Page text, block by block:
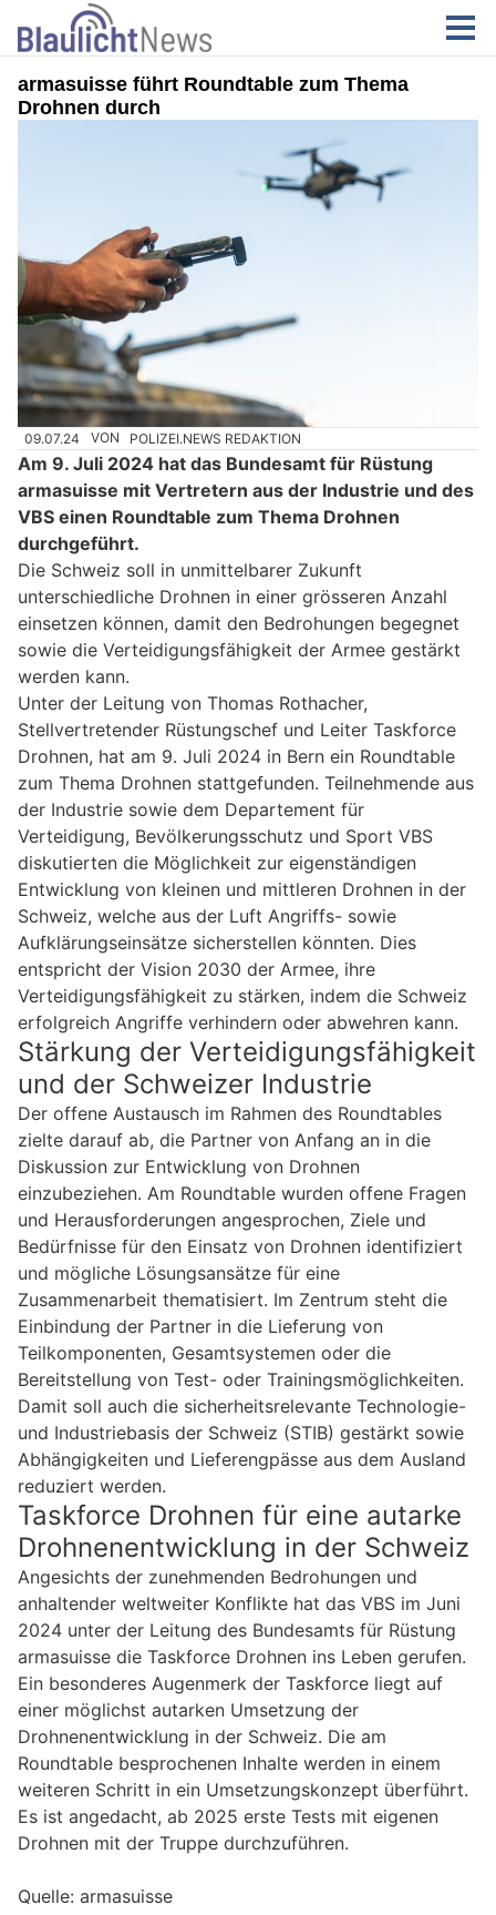
armasuisse führt Roundtable zum Thema
Drohnen durch
09.07.24 VON POLIZEI.NEWS REDAKTION
Am 9. Juli 2024 hat das Bundesamt für Rüstung
armasuisse mit Vertretern aus der Industrie und des
VBS einen Roundtable zum Thema Drohnen
durchgeführt.
Die Schweiz soll in unmittelbarer Zukunft
unterschiedliche Drohnen in einer grösseren Anzahl
einsetzen können, damit den Bedrohungen begegnet
sowie die Verteidigungsfähigkeit der Armee gestärkt
werden kann.
Unter der Leitung von Thomas Rothacher,
Stellvertretender Rüstungschef und Leiter Taskforce
Drohnen, hat am 9. Juli 2024 in Bern ein Roundtable
zum Thema Drohnen stattgefunden. Teilnehmende aus
der Industrie sowie dem Departement für
Verteidigung, Bevölkerungsschutz und Sport VBS
diskutierten die Möglichkeit zur eigenständigen
Entwicklung von kleinen und mittleren Drohnen in der
Schweiz, welche aus der Luft Angriffs- sowie
Aufklärungseinsätze sicherstellen könnten. Dies
entspricht der Vision 2030 der Armee, ihre
Verteidigungsfähigkeit zu stärken, indem die Schweiz
erfolgreich Angriffe verhindern oder abwehren kann.
Stärkung der Verteidigungsfähigkeit
und der Schweizer Industrie
Der offene Austausch im Rahmen des Roundtables
zielte darauf ab, die Partner von Anfang an in die
Diskussion zur Entwicklung von Drohnen
einzubeziehen. Am Roundtable wurden offene Fragen
und Herausforderungen angesprochen, Ziele und
Bedürfnisse für den Einsatz von Drohnen identifiziert
und mögliche Lösungsansätze für eine
Zusammenarbeit thematisiert. Im Zentrum steht die
Einbindung der Partner in die Lieferung von
Teilkomponenten, Gesamtsystemen oder die
Bereitstellung von Test- oder Trainingsmöglichkeiten.
Damit soll auch die sicherheitsrelevante Technologie-
und Industriebasis der Schweiz (STIB) gestärkt sowie
Abhängigkeiten und Lieferengpässe aus dem Ausland
reduziert werden.
Taskforce Drohnen für eine autarke
Drohnenentwicklung in der Schweiz
Angesichts der zunehmenden Bedrohungen und
anhaltender weltweiter Konflikte hat das VBS im Juni
2024 unter der Leitung des Bundesamts für Rüstung
armasuisse die Taskforce Drohnen ins Leben gerufen.
Ein besonderes Augenmerk der Taskforce liegt auf
einer möglichst autarken Umsetzung der
Drohnenentwicklung in der Schweiz. Die am
Roundtable besprochenen Inhalte werden in einem
weiteren Schritt in ein Umsetzungskonzept überführt.
Es ist angedacht, ab 2025 erste Tests mit eigenen
Drohnen mit der Truppe durchzuführen.
Quelle: armasuisse